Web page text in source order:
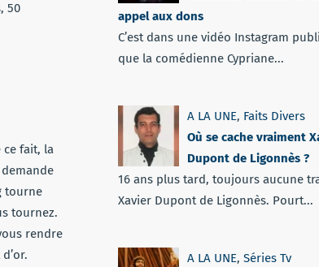
50
fait, la
tourne
tournez.
rendre
appel aux dons
C’est dans une vidéo Instagram
que la comédienne Cypriane...
A LA UNE, Faits Divers
Où se cache vraiment
Dupont de Ligonnès ?
16 ans plus tard, toujours aucune
Xavier Dupont de Ligonnès. Pourt...
A LA UNE, Séries Tv